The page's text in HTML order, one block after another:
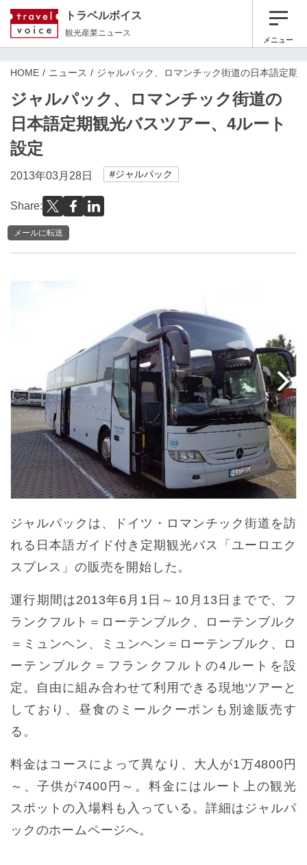
トラベルボイス
観光産業ニュース
メニュー
HOME ニュース ジャルパック、ロマンチック街道の日本語定期
ジャルパック、ロマンチック街道の
日本語定期観光バスツアー、4ルート
設定
2013年03月28日 #ジャルパック
Share:
メールに転送
ジャルパックは、ドイツ・ロマンチック街道を訪
れる日本語ガイド付き定期観光バス「ユーロエク
スプレス」の販売を開始した。
運行期間は2013年6月1日～10月13日までで、フ
ランクフルト＝ローテンブルク、ローテンブルク
＝ミュンヘン、ミュンヘン＝ローテンブルク、ロ
ーテンブルク＝フランクフルトの4ルートを設
定。自由に組み合わせて利用できる現地ツアーと
しており、昼食のミールクーポンも別途販売す
る。
料金はコースによって異なり、大人が1万4800円
～、子供が7400円～。料金にはルート上の観光
スポットの入場料も入っている。詳細はジャルパ
ックのホームページへ。